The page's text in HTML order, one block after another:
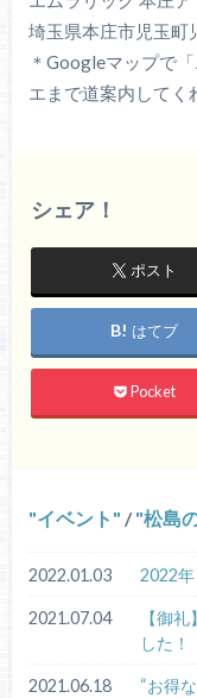
埼玉県本庄市児玉町
＊Googleマップで
エまで道案内してく
シェア！
ポスト
はてブ
Pocket
イベント / 松島
2022.01.03 2022
2021.07.04
【御
した！
2021.06.18 “お得